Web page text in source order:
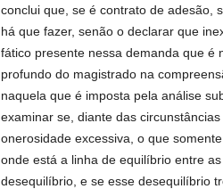
conclui que, se é contrato de adesão,
há que fazer, senão o declarar que
fático presente nessa demanda que é
profundo do magistrado na
naquela que é imposta pela análise
examinar se, diante das
onerosidade excessiva, o que
onde está a linha de equilíbrio entre
desequilíbrio, e se esse desequilíbrio